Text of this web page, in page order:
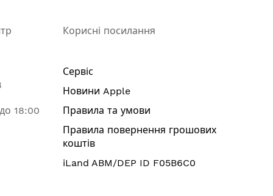
18:00
Корисні посилання
Сервіс
Новини Apple
Правила та умови
Правила повернення грошових
коштів
iLand ABM/DEP ID F05B6C0